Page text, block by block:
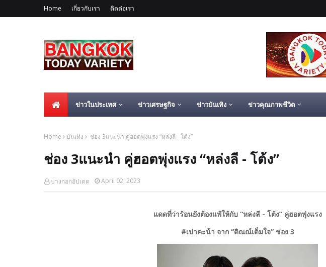
Home เกี่ยวกับเรา ติดต่อเรา
ข่าวในประเทศ ข่าวเศรษฐกิจ ข่าวบันเทิง ข่าวคุณภาพชีวิต
Home บันเทิง ช่อง 3แนะนำ คู่ฮอตพุ่งแรง “หล่งลี - โต้ง”
ช่อง 3แนะนำ คู่ฮอตพุ่งแรง “หล่งลี - โต้ง”
บางกอกอัปเดต April 02, 2023
แดดที่ว่าร้อนยังต้องแพ้ให้กับ “หล่งลี - โต้ง” คู่ฮอตพุ่งแรง
#เปาคะน้า จาก “ติณณ์เต็มใจ” ช่อง 3